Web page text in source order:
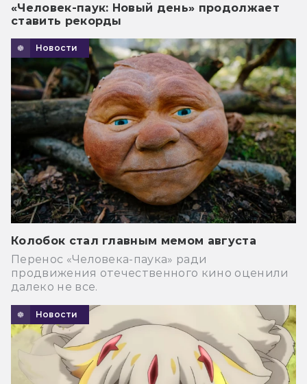
«Человек-паук: Новый день» продолжает
ставить рекорды
Новости
Колобок стал главным мемом августа
Перенос «Человека-паука» ради
продвижения отечественного кино оценили
далеко не все.
Новости